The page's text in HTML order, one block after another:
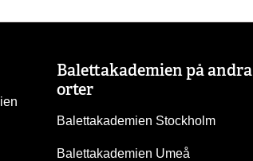
Balettakademien på andra
orter
Balettakademien Stockholm
Balettakademien Umeå